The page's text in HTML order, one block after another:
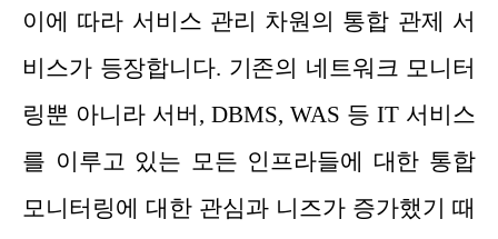
이에 따라 서비스 관리 차원의 통합 관제 서
비스가 등장합니다. 기존의 네트워크 모니터
링뿐 아니라 서버, DBMS, WAS 등 IT 서비스
를 이루고 있는 모든 인프라들에 대한 통합
모니터링에 대한 관심과 니즈가 증가했기 때